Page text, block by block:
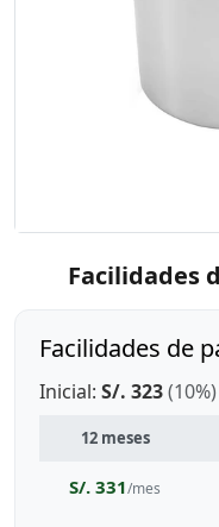
Facilidades
Facilidades de
Inicial: S/. 323(10%)
12 meses
S/. 331/mes